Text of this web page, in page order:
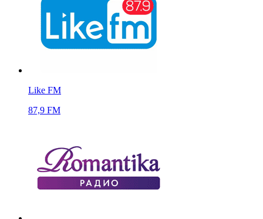
Like FM
87,9 FM